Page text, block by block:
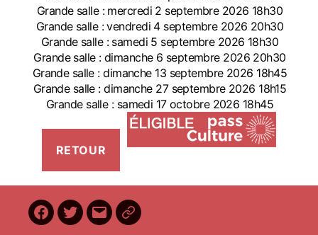
Grande salle : mercredi 2 septembre 2026 18h30
Grande salle : vendredi 4 septembre 2026 20h30
Grande salle : samedi 5 septembre 2026 18h30
Grande salle : dimanche 6 septembre 2026 20h30
Grande salle : dimanche 13 septembre 2026 18h45
Grande salle : dimanche 27 septembre 2026 18h15
Grande salle : samedi 17 octobre 2026 18h45
Facebook
Twitter
E-
BilletReduc